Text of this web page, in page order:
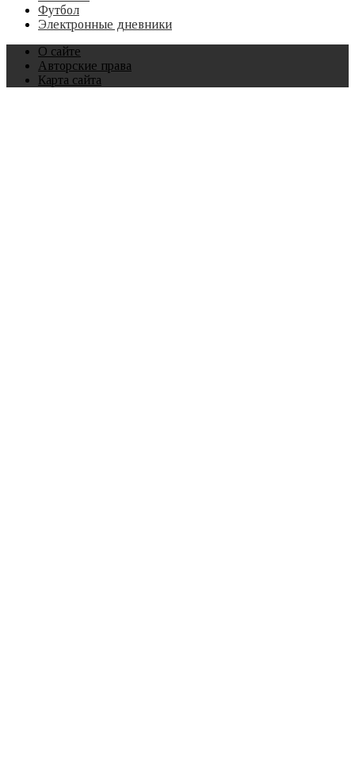
Футбол
Электронные дневники
О сайте
Авторские права
Карта сайта